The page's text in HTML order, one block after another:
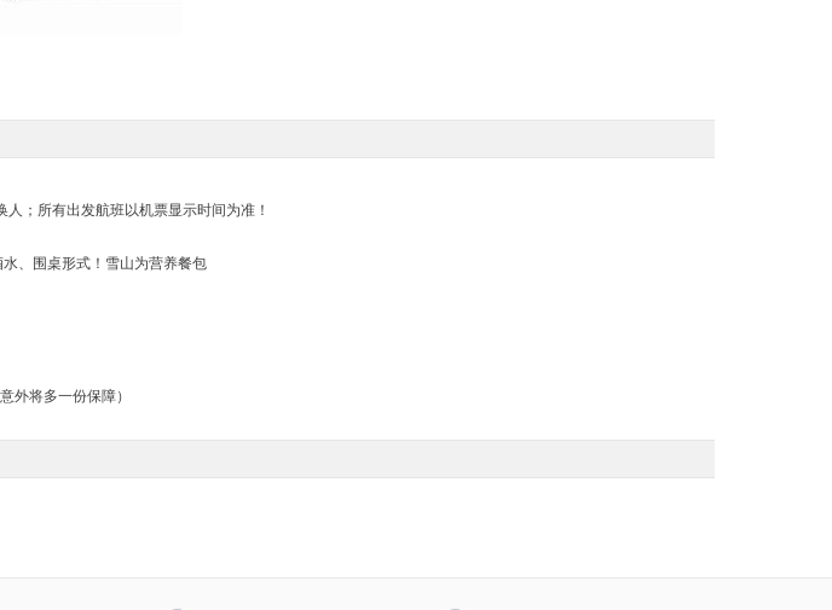
；所有出发航班以机票显示时间为准！
、围桌形式！雪山为营养餐包
外将多一份保障）